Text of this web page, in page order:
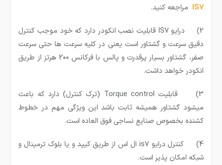
IS7 مراجعه کنید.
2) درایو IS7 قابلیت نصب انکودر دارد که خود موجب کنترل
دقیق سرعت و گشتاور است یعنی در کلیه سرعت ها حتی سرعت
صفر، گشتاور بسیار پرقدرت و پالس با فرکانس 200 هرتز از طریق
انکودر خواهد داشت.
3) قابلیت Torque control (ترک کنترل) دارد که باعث
میشود گشتاور همیشه ثابت باشد این ویژگی مهم در خطوط
کشنده بخصوص صنایع نساجی فوق العاده است.
4) کنترل درایو is7 ال اس از طریق کیپد و یا بلوک ترمینال و
شبکه امکان پذیر است.